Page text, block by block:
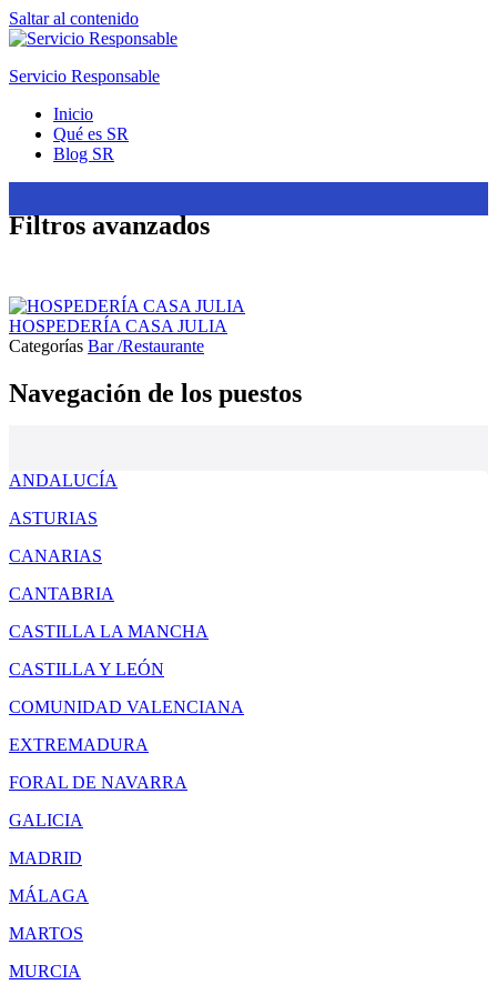
Saltar al contenido
Servicio Responsable
Inicio
Qué es SR
Blog SR
Filtros avanzados
HOSPEDERÍA CASA JULIA
Categorías Bar /Restaurante
Navegación de los puestos
ANDALUCÍA
ASTURIAS
CANARIAS
CANTABRIA
CASTILLA LA MANCHA
CASTILLA Y LEÓN
COMUNIDAD VALENCIANA
EXTREMADURA
FORAL DE NAVARRA
GALICIA
MADRID
MÁLAGA
MARTOS
MURCIA